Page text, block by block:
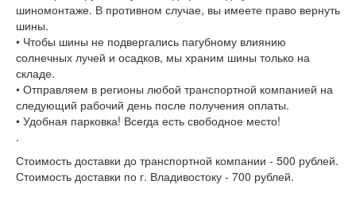
шиномонтаже. В противном случае, вы имеете право вернуть
шины.
• Чтобы шины не подвергались пагубному влиянию
солнечных лучей и осадков, мы храним шины только на
складе.
• Отправляем в регионы любой транспортной компанией на
следующий рабочий день после получения оплаты.
• Удобная парковка! Всегда есть свободное место!
.
Стоимость доставки до транспортной компании - 500 рублей.
Стоимость доставки по г. Владивостоку - 700 рублей.